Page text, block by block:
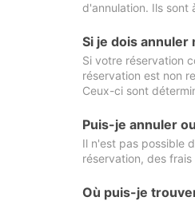
d'annulation. Ils sont
Si je dois
Si votre réservation
réservation est non
Ceux-ci sont
Puis-je annuler
Il n'est pas possible
réservation, des
Où puis-je